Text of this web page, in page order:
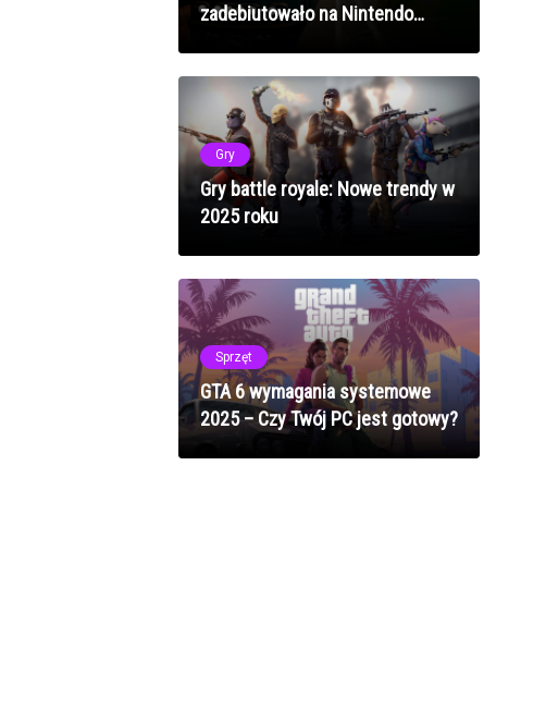
zadebiutowało na Nintendo
Gry
Gry battle royale: Nowe trendy w
2025 roku
Sprzęt
GTA 6 wymagania systemowe
2025 – Czy Twój PC jest gotowy?